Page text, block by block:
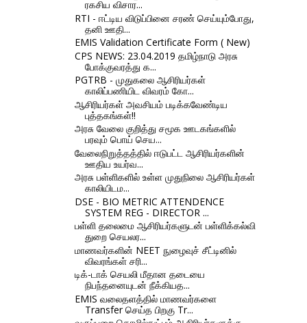
ரகசிய விசார...
RTI - ஈட்டிய விடுப்பினை சரண் செய்யும்போது,
தனி ஊதி...
EMIS Validation Certificate Form ( New)
CPS NEWS: 23.04.2019 தமிழ்நாடு அரசு
போக்குவரத்து க...
PGTRB - முதுகலை ஆசிரியர்கள்
காலிப்பணியிட விவரம் கோ...
ஆசிரியர்கள் அவசியம் படிக்கவேண்டிய
புத்தகங்கள்!!
அரசு வேலை குறித்து சமூக ஊடகங்களில்
பரவும் பொய் செய...
வேலைநிறுத்தத்தில் ஈடுபட்ட ஆசிரியர்களின்
ஊதிய உயர்வ...
அரசு பள்ளிகளில் உள்ள முதுநிலை ஆசிரியர்கள்
காலியிடம...
DSE - BIO METRIC ATTENDENCE
SYSTEM REG - DIRECTOR ...
பள்ளி தலைமை ஆசிரியர்களுடன் பள்ளிக்கல்வி
துறை செயலர...
மாணவர்களின் NEET நுழைவுச் சீட்டினில்
விவரங்கள் சரி...
டிக்-டாக் செயலி மீதான தடையை
நிபந்தனையுடன் நீக்கியத...
EMIS வலைதளத்தில் மாணவர்களை
Transfer செய்த பிறகு Tr...